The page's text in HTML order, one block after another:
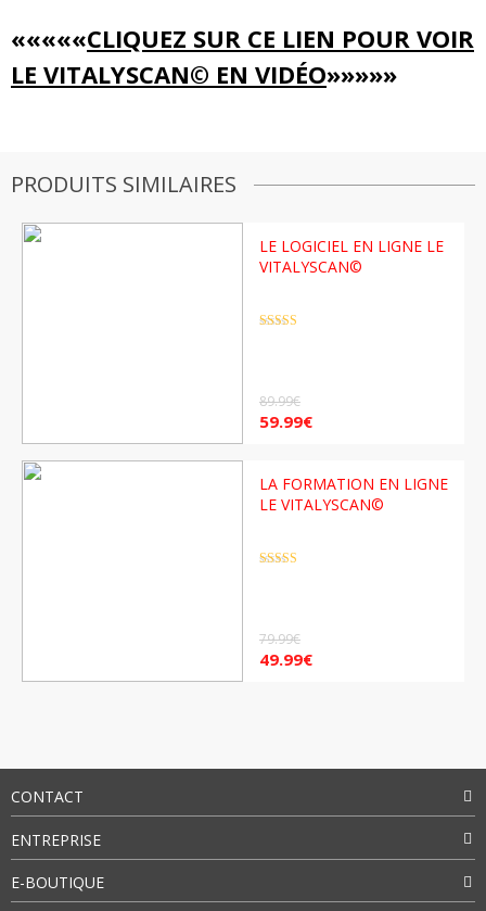
«««««CLIQUEZ SUR CE LIEN POUR VOIR
LE VITALYSCAN© EN VIDÉO»»»»»
PRODUITS SIMILAIRES
LE LOGICIEL EN LIGNE LE
VITALYSCAN©
89.99€
59.99€
LA FORMATION EN LIGNE
LE VITALYSCAN©
79.99€
49.99€
CONTACT
ENTREPRISE
E-BOUTIQUE